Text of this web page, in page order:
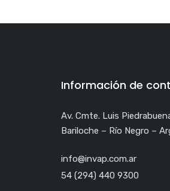
Información de
Av. Cmte. Luis
Bariloche – Río Negro –
info@invap.com.ar
54 (294) 440 9300